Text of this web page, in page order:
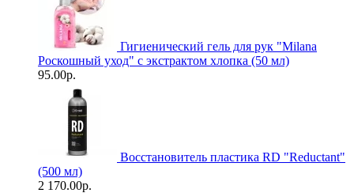
Гигиенический гель для рук "Milanа
Роскошный уход" с экстрактом хлопка (50 мл)
95.00р.
Восстановитель пластика RD "Reductant"
(500 мл)
2 170.00р.